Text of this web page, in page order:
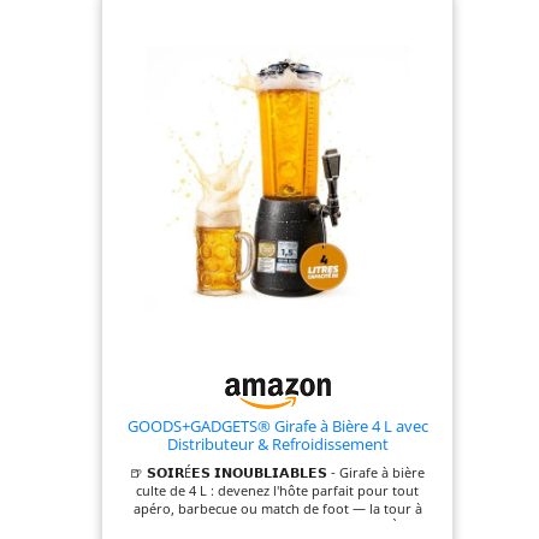
minutes pour un
plaisir immédiat
de la bière.
Refroidissement
optimal : la plage
de réglage de +2 à
+10 degrés
garantit toujours
une bière
parfaitement
avec égouttoir,
robinet
compensateur de
refroidissement et
alimentation en
CO2 pour une
GOODS+GADGETS® Girafe à Bière 4 L avec
Distributeur & Refroidissement
🍺 𝗦𝗢𝗜𝗥É𝗘𝗦 𝗜𝗡𝗢𝗨𝗕𝗟𝗜𝗔𝗕𝗟𝗘𝗦 - Girafe à bière
culte de 4 L : devenez l'hôte parfait pour tout
apéro, barbecue ou match de foot — la tour à
bière qui impressionne à coup sûr 🧊 𝗕𝗜È𝗥𝗘